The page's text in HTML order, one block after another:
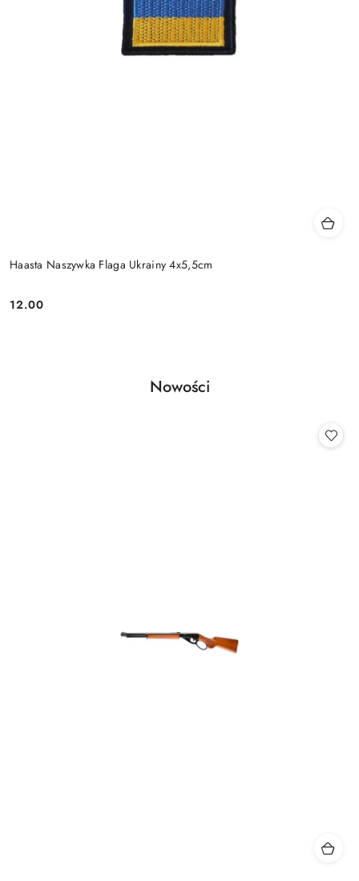
Haasta Naszywka Flaga Ukrainy 4x5,5cm
Cena:
12.00
Pomiń karuzelę produktów
Produkty
Nowości